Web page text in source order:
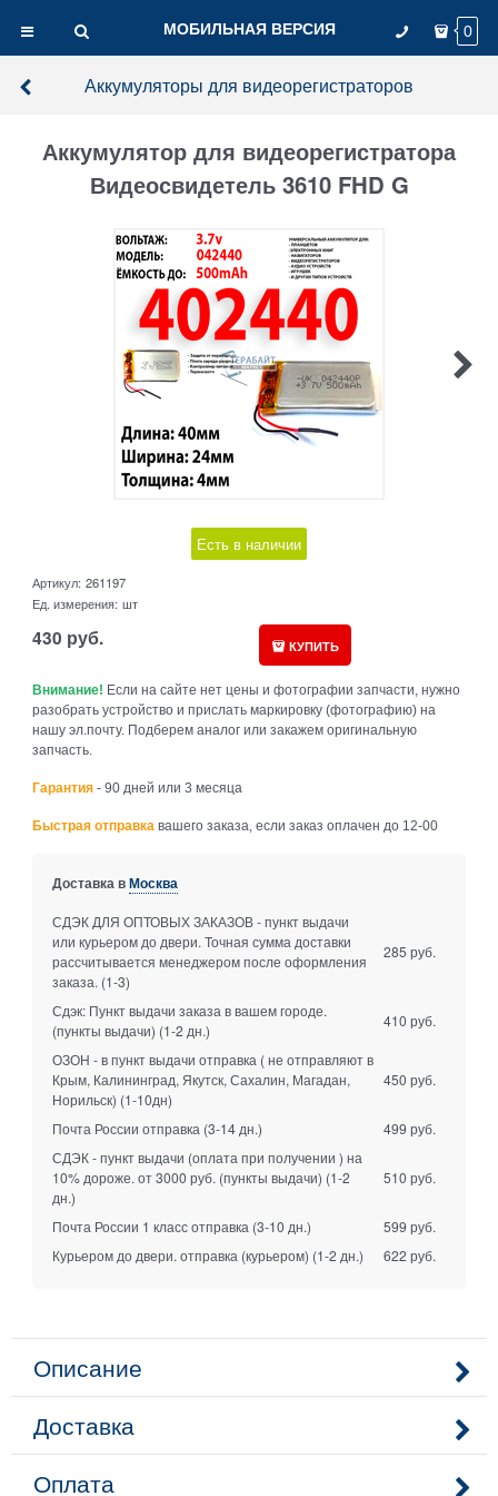
МОБИЛЬНАЯ ВЕРСИЯ 0
Аккумуляторы для видеорегистраторов
Аккумулятор для видеорегистратора
Видеосвидетель 3610 FHD G
Есть в наличии
Артикул: 261197
Ед. измерения: шт
430 руб. КУПИТЬ
Внимание! Если на сайте нет цены и фотографии запчасти, нужно
разобрать устройство и прислать маркировку (фотографию) на
нашу эл.почту. Подберем аналог или закажем оригинальную
запчасть.
Гарантия - 90 дней или 3 месяца
Быстрая отправка вашего заказа, если заказ оплачен до 12-00
Доставка вМосква
СДЭК ДЛЯ ОПТОВЫХ ЗАКАЗОВ - пункт выдачи
или курьером до двери. Точная сумма доставки
рассчитывается менеджером после оформления
заказа. (1-3)
285 руб.
Сдэк: Пункт выдачи заказа в вашем городе.
(пункты выдачи) (1-2 дн.)
410 руб.
ОЗОН - в пункт выдачи отправка ( не отправляют в
Крым, Калининград, Якутск, Сахалин, Магадан,
Норильск) (1-10дн)
450 руб.
Почта России отправка (3-14 дн.)
499 руб.
СДЭК - пункт выдачи (оплата при получении ) на
10% дороже. от 3000 руб. (пункты выдачи) (1-2
дн.)
510 руб.
Почта России 1 класс отправка (3-10 дн.)
599 руб.
Курьером до двери. отправка (курьером) (1-2 дн.) 622 руб.
Описание
Доставка
Оплата